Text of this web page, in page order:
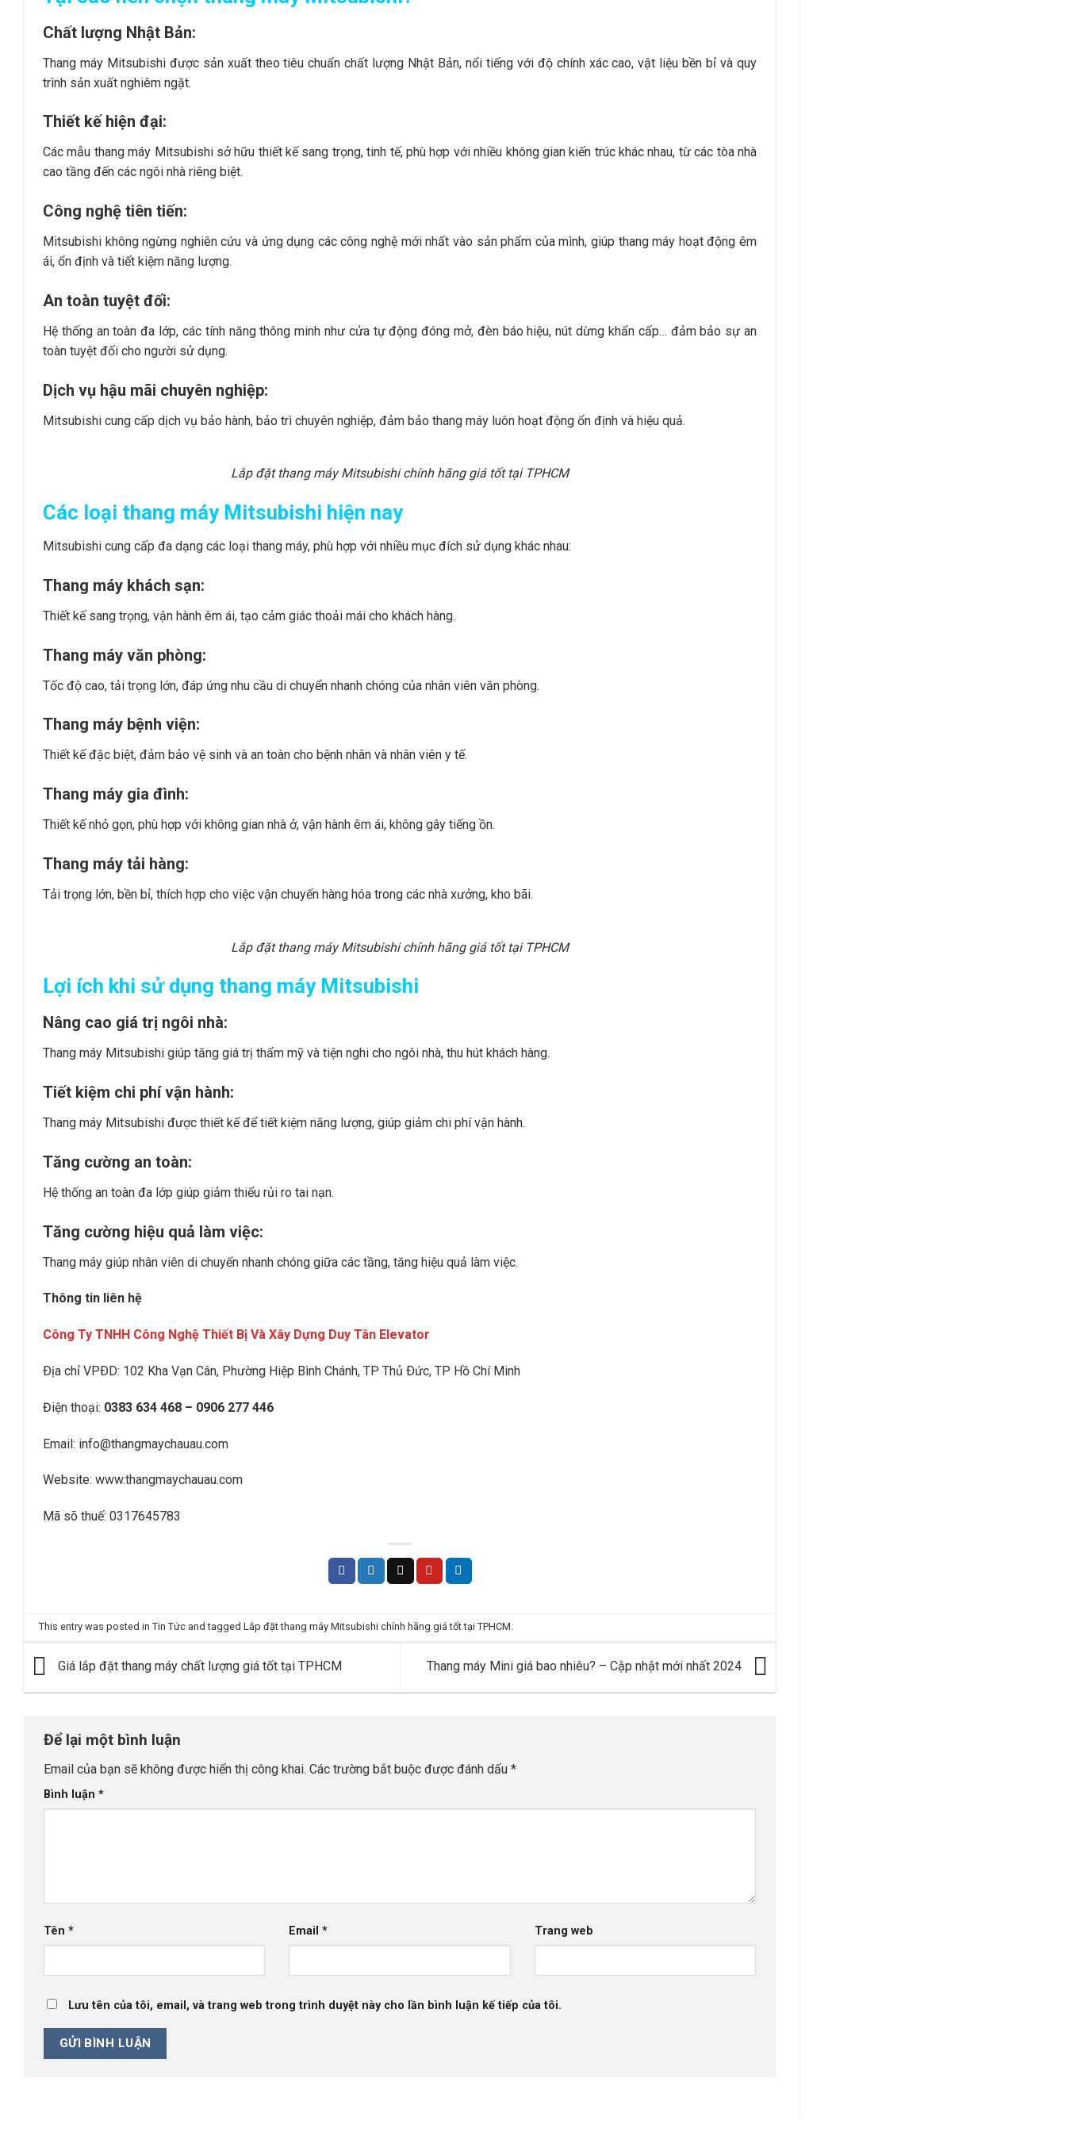
Chất lượng Nhật Bản:
Thang máy Mitsubishi được sản xuất theo tiêu chuẩn chất lượng Nhật Bản, nổi tiếng với độ chính xác cao, vật liệu bền bỉ và quy
trình sản xuất nghiêm ngặt.
Thiết kế hiện đại:
Các mẫu thang máy Mitsubishi sở hữu thiết kế sang trọng, tinh tế, phù hợp với nhiều không gian kiến trúc khác nhau, từ các tòa nhà
cao tầng đến các ngôi nhà riêng biệt.
Công nghệ tiên tiến:
Mitsubishi không ngừng nghiên cứu và ứng dụng các công nghệ mới nhất vào sản phẩm của mình, giúp thang máy hoạt động êm
ái, ổn định và tiết kiệm năng lượng.
An toàn tuyệt đối:
Hệ thống an toàn đa lớp, các tính năng thông minh như cửa tự động đóng mở, đèn báo hiệu, nút dừng khẩn cấp… đảm bảo sự an
toàn tuyệt đối cho người sử dụng.
Dịch vụ hậu mãi chuyên nghiệp:
Mitsubishi cung cấp dịch vụ bảo hành, bảo trì chuyên nghiệp, đảm bảo thang máy luôn hoạt động ổn định và hiệu quả.
Lắp đặt thang máy Mitsubishi chính hãng giá tốt tại TPHCM
Các loại thang máy Mitsubishi hiện nay
Mitsubishi cung cấp đa dạng các loại thang máy, phù hợp với nhiều mục đích sử dụng khác nhau:
Thang máy khách sạn:
Thiết kế sang trọng, vận hành êm ái, tạo cảm giác thoải mái cho khách hàng.
Thang máy văn phòng:
Tốc độ cao, tải trọng lớn, đáp ứng nhu cầu di chuyển nhanh chóng của nhân viên văn phòng.
Thang máy bệnh viện:
Thiết kế đặc biệt, đảm bảo vệ sinh và an toàn cho bệnh nhân và nhân viên y tế.
Thang máy gia đình:
Thiết kế nhỏ gọn, phù hợp với không gian nhà ở, vận hành êm ái, không gây tiếng ồn.
Thang máy tải hàng:
Tải trọng lớn, bền bỉ, thích hợp cho việc vận chuyển hàng hóa trong các nhà xưởng, kho bãi.
Lắp đặt thang máy Mitsubishi chính hãng giá tốt tại TPHCM
Lợi ích khi sử dụng thang máy Mitsubishi
Nâng cao giá trị ngôi nhà:
Thang máy Mitsubishi giúp tăng giá trị thẩm mỹ và tiện nghi cho ngôi nhà, thu hút khách hàng.
Tiết kiệm chi phí vận hành:
Thang máy Mitsubishi được thiết kế để tiết kiệm năng lượng, giúp giảm chi phí vận hành.
Tăng cường an toàn:
Hệ thống an toàn đa lớp giúp giảm thiểu rủi ro tai nạn.
Tăng cường hiệu quả làm việc:
Thang máy giúp nhân viên di chuyển nhanh chóng giữa các tầng, tăng hiệu quả làm việc.
Thông tin liên hệ
Công Ty TNHH Công Nghệ Thiết Bị Và Xây Dựng Duy Tân Elevator
Ðịa chỉ VPÐD: 102 Kha Vạn Cân, Phường Hiệp Bình Chánh, TP Thủ Ðức, TP Hồ Chí Minh
Điện thoại: 0383 634 468 – 0906 277 446
Email: info@thangmaychauau.com
Website: www.thangmaychauau.com
Mã sõ thuế: 0317645783
This entry was posted inTin Tức and taggedLắp đặt thang máy Mitsubishi chính hãng giá tốt tại TPHCM.
Giá lắp đặt thang máy chất lượng giá tốt tại TPHCM Thang máy Mini giá bao nhiêu? – Cập nhật mới nhất 2024
Để lại một bình luận
Email của bạn sẽ không được hiển thị công khai. Các trường bắt buộc được đánh dấu *
Bình luận *
Tên * Email* Trang web
Lưu tên của tôi, email, và trang web trong trình duyệt này cho lần bình luận kế tiếp của tôi.